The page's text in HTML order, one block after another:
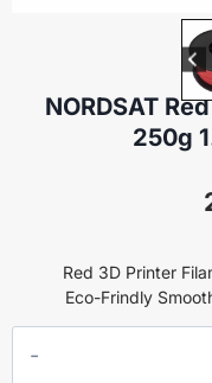
NORDSAT
250g
Red 3D Printer
Eco-Frindly